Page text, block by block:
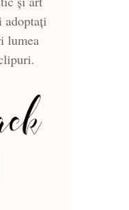
adoptați
lumea